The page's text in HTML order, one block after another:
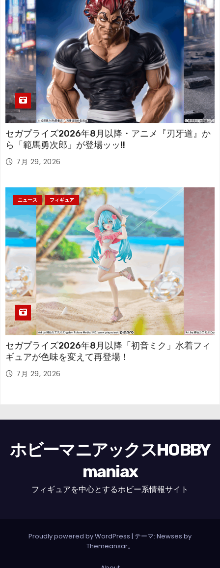
セガプライズ2026年8月以降・アニメ『刃牙道』か
ら「範馬勇次郎」が登場ッッ!!
7月 29, 2026
ニュース フィギュア
セガプライズ2026年8月以降「初音ミク」水着フィ
ギュアが色味を変えて再登場！
7月 29, 2026
ホビーマニアックスHOBBY
maniax
フィギュアを中心とするホビー系情報サイト
Proudly powered by WordPress | テーマ: Newses by
Themeansar。